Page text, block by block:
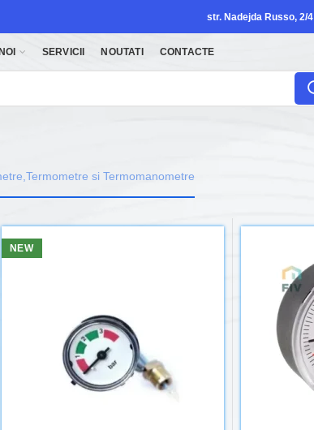
str. Nadejda Russo, 2/4
SERVICII NOUTATI CONTACTE
si Termomanometre
NEW